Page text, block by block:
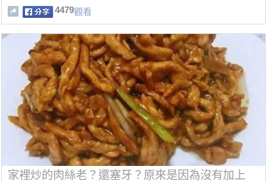
4479觀看
家裡炒的肉絲老？還塞牙？原來是因為沒有加上